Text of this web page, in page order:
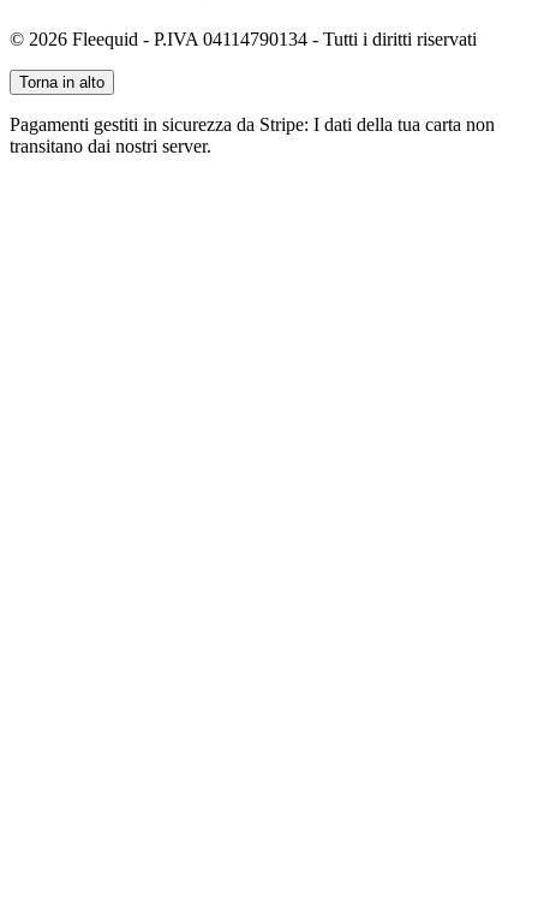
© 2026 Fleequid - P.IVA 04114790134 - Tutti i diritti riservati
Torna in alto
Pagamenti gestiti in sicurezza da Stripe: I dati della tua carta non
transitano dai nostri server.